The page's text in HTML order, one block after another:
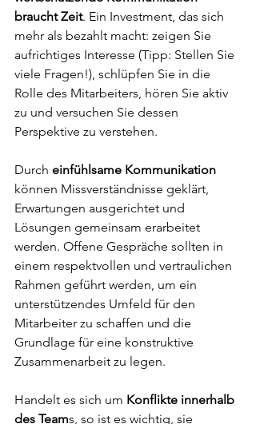
braucht Zeit. Ein Investment, das sich
mehr als bezahlt macht: zeigen Sie
aufrichtiges Interesse (Tipp: Stellen Sie
viele Fragen!), schlüpfen Sie in die
Rolle des Mitarbeiters, hören Sie aktiv
zu und versuchen Sie dessen
Perspektive zu verstehen.
Durch einfühlsame Kommunikation
können Missverständnisse geklärt,
Erwartungen ausgerichtet und
Lösungen gemeinsam erarbeitet
werden. Offene Gespräche sollten in
einem respektvollen und vertraulichen
Rahmen geführt werden, um ein
unterstützendes Umfeld für den
Mitarbeiter zu schaffen und die
Grundlage für eine konstruktive
Zusammenarbeit zu legen.
Handelt es sich um Konflikte innerhalb
des Teams, so ist es wichtig, sie